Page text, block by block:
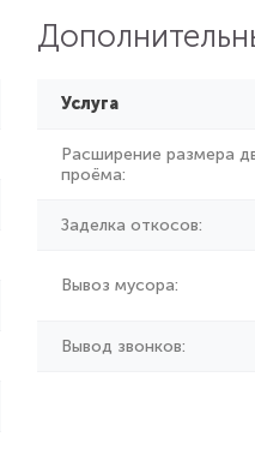
Услуга
Расширение размера
проёма:
Заделка откосов:
Вывоз мусора:
Вывод звонков: